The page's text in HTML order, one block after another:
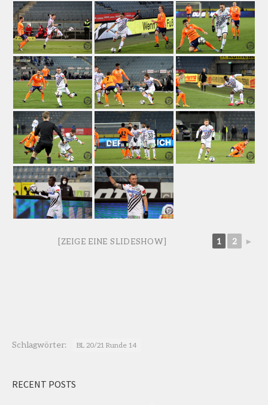
[ZEIGE EINE SLIDESHOW] 1 2 ►
Schlagwörter: BL 20/21 Runde 14
RECENT POSTS